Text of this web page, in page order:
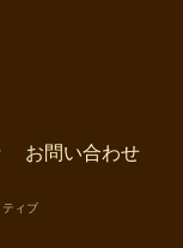
お問い合わせ
ィブ